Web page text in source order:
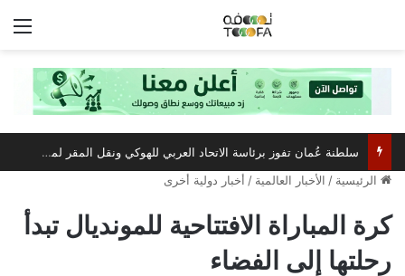
سلطنة عُمان تفوز برئاسة الاتحاد العربي للهوكي ونقل المقر لمسقط
الرئيسية / الأخبار العالمية / أخبار دولية أخرى
كرة المباراة الافتتاحية للمونديال تبدأ
رحلتها إلى الفضاء